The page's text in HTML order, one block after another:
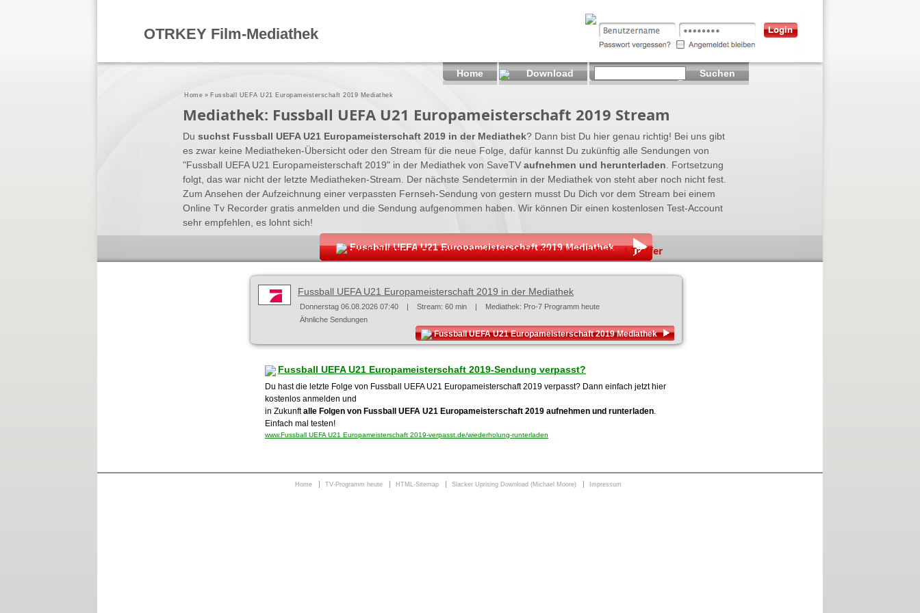
Mediathek: Fussball UEFA U21 Europameisterschaft 2019 Stream
Du suchst Fussball UEFA U21 Europameisterschaft 2019 in der Mediathek? Dann bist Du hier genau richtig! Bei uns gibt
es zwar keine Mediatheken-Übersicht oder den Stream für die neue Folge, dafür kannst Du zukünftig alle Sendungen von
"Fussball UEFA U21 Europameisterschaft 2019" in der Mediathek von SaveTV aufnehmen und herunterladen . Fortsetzung
folgt, das war nicht der letzte Mediatheken-Stream. Der nächste Sendetermin in der Mediathek von steht aber noch nicht fest.
Zum Ansehen der Aufzeichnung einer verpassten Fernseh-Sendung von gestern musst Du Dich vor dem Stream bei einem
Online Tv Recorder gratis anmelden und die Sendung aufgenommen haben. Wir können Dir einen kostenlosen Test-Account
sehr empfehlen, es lohnt sich!
Fussball UEFA U21 Europameisterschaft 2019 Mediathek
Fussball UEFA U21 Europameisterschaft 2019 Mediathek - 1 Treffer
Fussball UEFA U21 Europameisterschaft 2019 in der Mediathek
Donnerstag 06.08.2026 07:40 | Stream: 60 min | Mediathek: Pro-7 Programm heute
Ähnliche Sendungen
Fussball UEFA U21 Europameisterschaft 2019 Mediathek
Fussball UEFA U21 Europameisterschaft 2019-Sendung verpasst?
Du hast die letzte Folge von Fussball UEFA U21 Europameisterschaft 2019 verpasst? Dann einfach jetzt hier
kostenlos anmelden und
in Zukunftalle Folgen von Fussball UEFA U21 Europameisterschaft 2019 aufnehmen und runterladen.
Einfach mal testen!
www.Fussball UEFA U21 Europameisterschaft 2019-verpasst.de/wiederholung-runterladen
Home » Fussball UEFA U21 Europameisterschaft 2019 Mediathek
OTRKEY Film-Mediathek
Home Download Suchen
Home TV-Programm heute HTML-Sitemap Slacker Uprising Download (Michael Moore) Impressum